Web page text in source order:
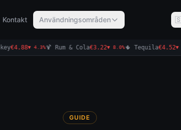
Kontakt Användningsområden
▼ 2.7% 🍹 Rum & Cola€3.14▼ 2.5% 🌵 Tequila€4.65▲ 2.9%
GUIDE